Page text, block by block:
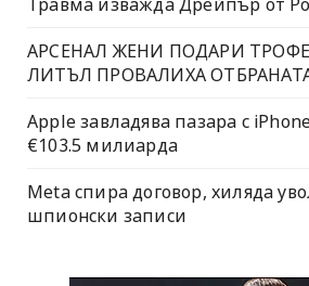
АРСЕНАЛ ЖЕНИ ПОДАРИ
ЛИТЪЛ ПРОВАЛИХА
Apple завладява пазара с
€103.5 милиарда
Meta спира договор, хиляда
шпионски записи